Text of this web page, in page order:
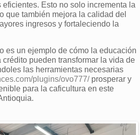
Esto no solo incrementa la
que también mejora la calidad del
ingresos y fortaleciendo la
es un ejemplo de cómo la educación
pueden transformar la vida de
las herramientas necesarias
plugins/ovo777/prosperar y
para la caficultura en este